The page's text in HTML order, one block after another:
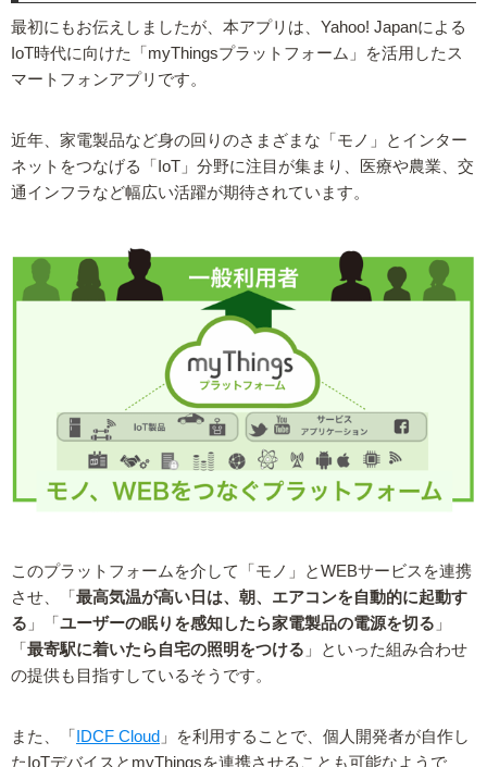
最初にもお伝えしましたが、本アプリは、Yahoo! Japanによる
IoT時代に向けた「myThingsプラットフォーム」を活用したス
マートフォンアプリです。
近年、家電製品など身の回りのさまざまな「モノ」とインター
ネットをつなげる「IoT」分野に注目が集まり、医療や農業、交
通インフラなど幅広い活躍が期待されています。
このプラットフォームを介して「モノ」とWEBサービスを連携
させ、「最高気温が高い日は、朝、エアコンを自動的に起動す
る 」「ユーザーの眠りを感知したら家電製品の電源を切る 」
「最寄駅に着いたら自宅の照明をつける 」といった組み合わせ
の提供も目指すしているそうです。
また、「 IDCF Cloud 」を利用することで、個人開発者が自作し
たIoTデバイスとmyThingsを連携させることも可能なようで